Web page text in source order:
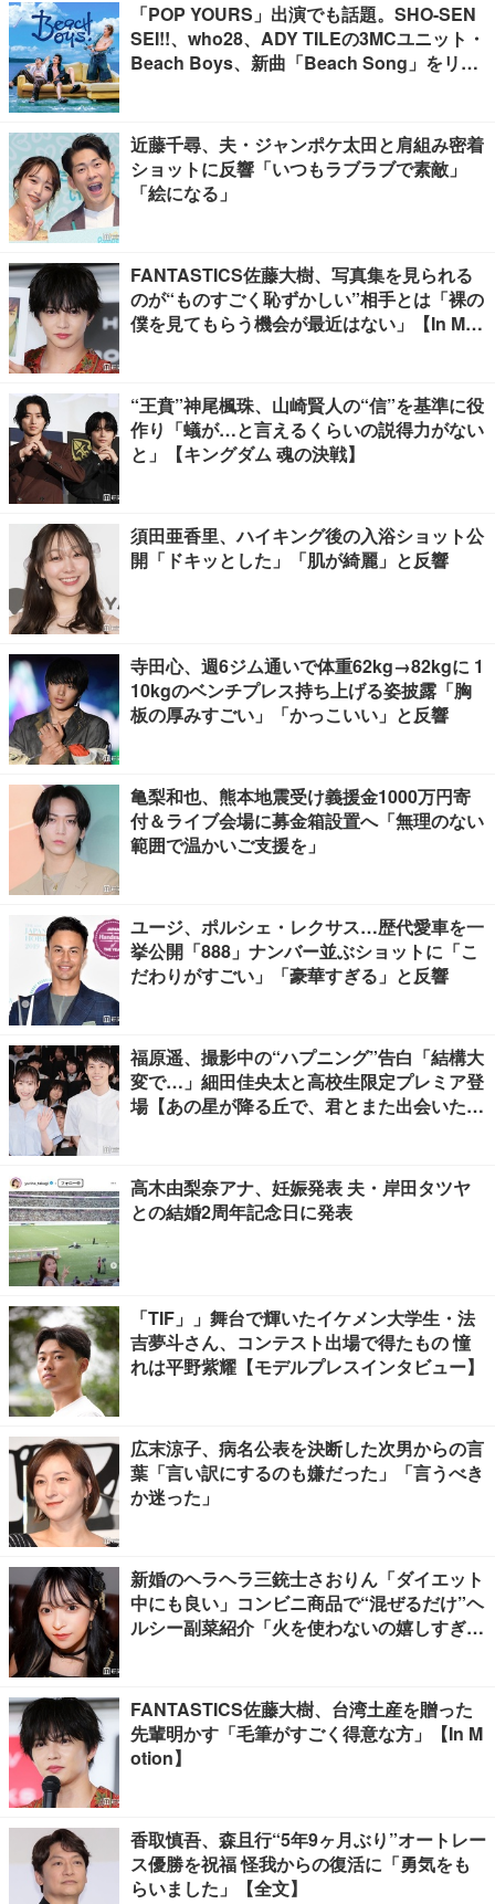
「POP YOURS」出演でも話題。SHO-SEN
SEI!!、who28、ADY TILEの3MCユニット・
Beach Boys、新曲「Beach Song」をリリ
近藤千尋、夫・ジャンポケ太田と肩組み密着
ショットに反響「いつもラブラブで素敵」
「絵になる」
FANTASTICS佐藤大樹、写真集を見られる
のが“ものすごく恥ずかしい”相手とは「裸の
僕を見てもらう機会が最近はない」【In Moti
“王賁”神尾楓珠、山崎賢人の“信”を基準に役
作り「蟻が…と言えるくらいの説得力がない
と」【キングダム 魂の決戦】
須田亜香里、ハイキング後の入浴ショット公
開「ドキッとした」「肌が綺麗」と反響
寺田心、週6ジム通いで体重62kg→82kgに 1
10kgのベンチプレス持ち上げる姿披露「胸
板の厚みすごい」「かっこいい」と反響
亀梨和也、熊本地震受け義援金1000万円寄
付＆ライブ会場に募金箱設置へ「無理のない
範囲で温かいご支援を」
ユージ、ポルシェ・レクサス…歴代愛車を一
挙公開「888」ナンバー並ぶショットに「こ
だわりがすごい」「豪華すぎる」と反響
福原遥、撮影中の“ハプニング”告白「結構大
変で…」細田佳央太と高校生限定プレミア登
場【あの星が降る丘で、君とまた出会いた
高木由梨奈アナ、妊娠発表 夫・岸田タツヤ
との結婚2周年記念日に発表
「TIF」」舞台で輝いたイケメン大学生・法
吉夢斗さん、コンテスト出場で得たもの 憧
れは平野紫耀【モデルプレスインタビュー】
広末涼子、病名公表を決断した次男からの言
葉「言い訳にするのも嫌だった」「言うべき
か迷った」
新婚のヘラヘラ三銃士さおりん「ダイエット
中にも良い」コンビニ商品で“混ぜるだけ”ヘ
ルシー副菜紹介「火を使わないの嬉しすぎ
FANTASTICS佐藤大樹、台湾土産を贈った
先輩明かす「毛筆がすごく得意な方」【In M
otion】
香取慎吾、森且行“5年9ヶ月ぶり”オートレー
ス優勝を祝福 怪我からの復活に「勇気をも
らいました」【全文】